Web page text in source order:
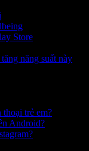
Store
năng suất này
thoại trẻ em?
Android?